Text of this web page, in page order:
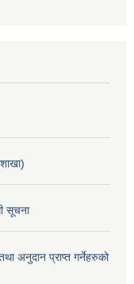
सूचना
अनुदान प्राप्त गर्नेहरुको